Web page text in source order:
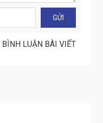
LUẬN BÀI VIẾT